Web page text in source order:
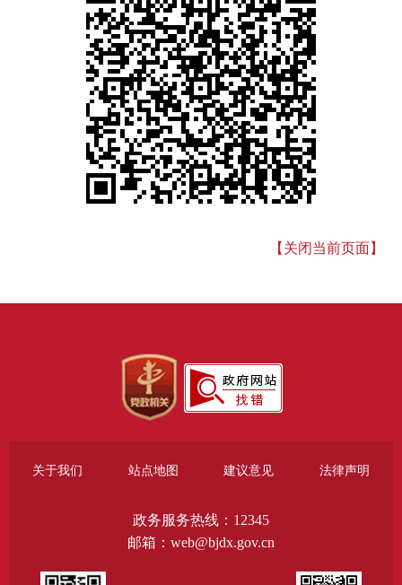
【关闭当前页面】
关于我们 站点地图 建议意见 法律声明
政务服务热线：12345
邮箱：web@bjdx.gov.cn